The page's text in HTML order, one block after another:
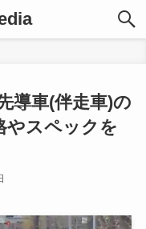
導車(伴走車)の
やスペックを